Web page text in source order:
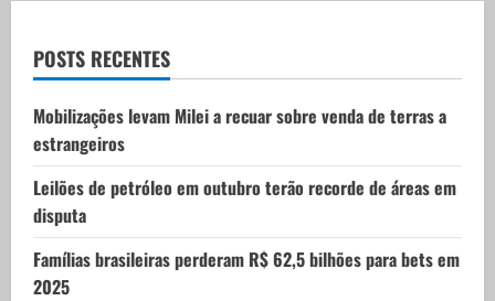
t
i
o
n
POSTS RECENTES
Mobilizações levam Milei a recuar sobre venda de terras a
estrangeiros
Leilões de petróleo em outubro terão recorde de áreas em
disputa
Famílias brasileiras perderam R$ 62,5 bilhões para bets em
2025